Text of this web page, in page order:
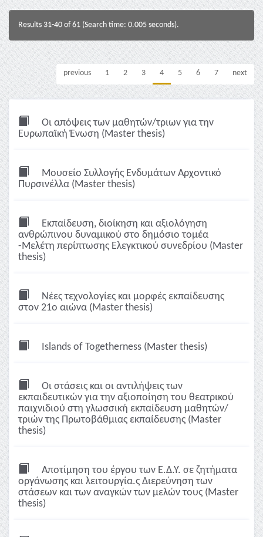
Results 31-40 of 61 (Search time: 0.005 seconds).
previous 1 2 3 4 5 6 7 next
Οι απόψεις των μαθητών/τριων για την
Ευρωπαϊκή Ένωση (Master thesis)
Μουσείο Συλλογής Ενδυμάτων Αρχοντικό
Πυρσινέλλα (Master thesis)
Εκπαίδευση, διοίκηση και αξιολόγηση
ανθρώπινου δυναμικού στο δημόσιο τομέα
-Μελέτη περίπτωσης Ελεγκτικού συνεδρίου (Master
thesis)
Νέες τεχνολογίες και μορφές εκπαίδευσης
στον 21ο αιώνα (Master thesis)
Islands of Togetherness (Master thesis)
Οι στάσεις και οι αντιλήψεις των
εκπαιδευτικών για την αξιοποίηση του θεατρικού
παιχνιδιού στη γλωσσική εκπαίδευση μαθητών/
τριών της Πρωτοβάθμιας εκπαίδευσης (Master
thesis)
Αποτίμηση του έργου των Ε.Δ.Υ. σε ζητήματα
οργάνωσης και λειτουργία.ς Διερεύνηση των
στάσεων και των αναγκών των μελών τους (Master
thesis)